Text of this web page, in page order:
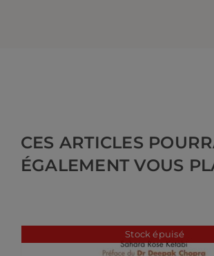
CES ARTICLES
ÉGALEMENT VOUS
Stock épuisé